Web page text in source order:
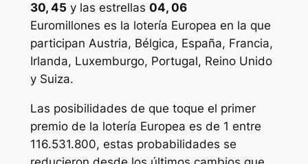
30, 45 y las estrellas 04, 06
Euromillones es la lotería Europea en la que
participan Austria, Bélgica, España, Francia,
Irlanda, Luxemburgo, Portugal, Reino Unido
y Suiza.
Las posibilidades de que toque el primer
premio de la lotería Europea es de 1 entre
116.531.800, estas probabilidades se